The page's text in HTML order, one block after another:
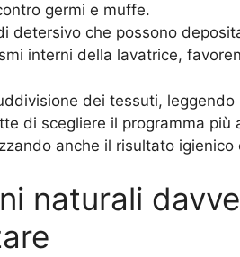
germi e muffe.
detersivo che possono
interni della lavatrice,
dei tessuti,
di scegliere il programma
anche il risultato igienico
naturali